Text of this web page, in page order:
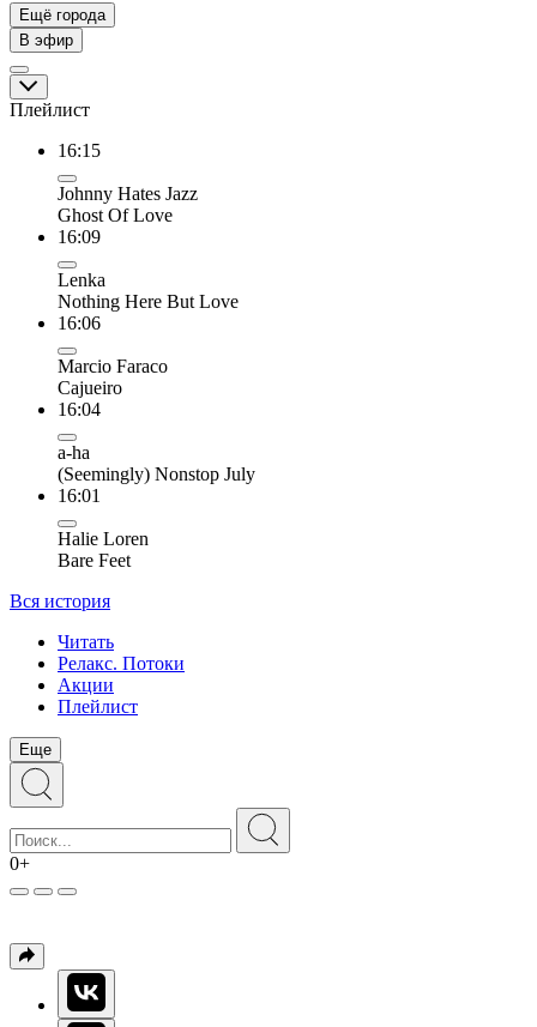
Ещё города
В эфир
Плейлист
16:15
Johnny Hates Jazz
Ghost Of Love
16:09
Lenka
Nothing Here But Love
16:06
Marcio Faraco
Cajueiro
16:04
a-ha
(Seemingly) Nonstop July
16:01
Halie Loren
Bare Feet
Вся история
Читать
Релакс. Потоки
Акции
Плейлист
Еще
0+